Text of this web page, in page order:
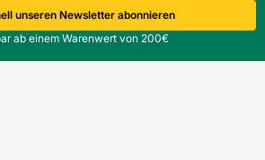
unseren Newsletter abonnieren
ab einem Warenwert von 200€